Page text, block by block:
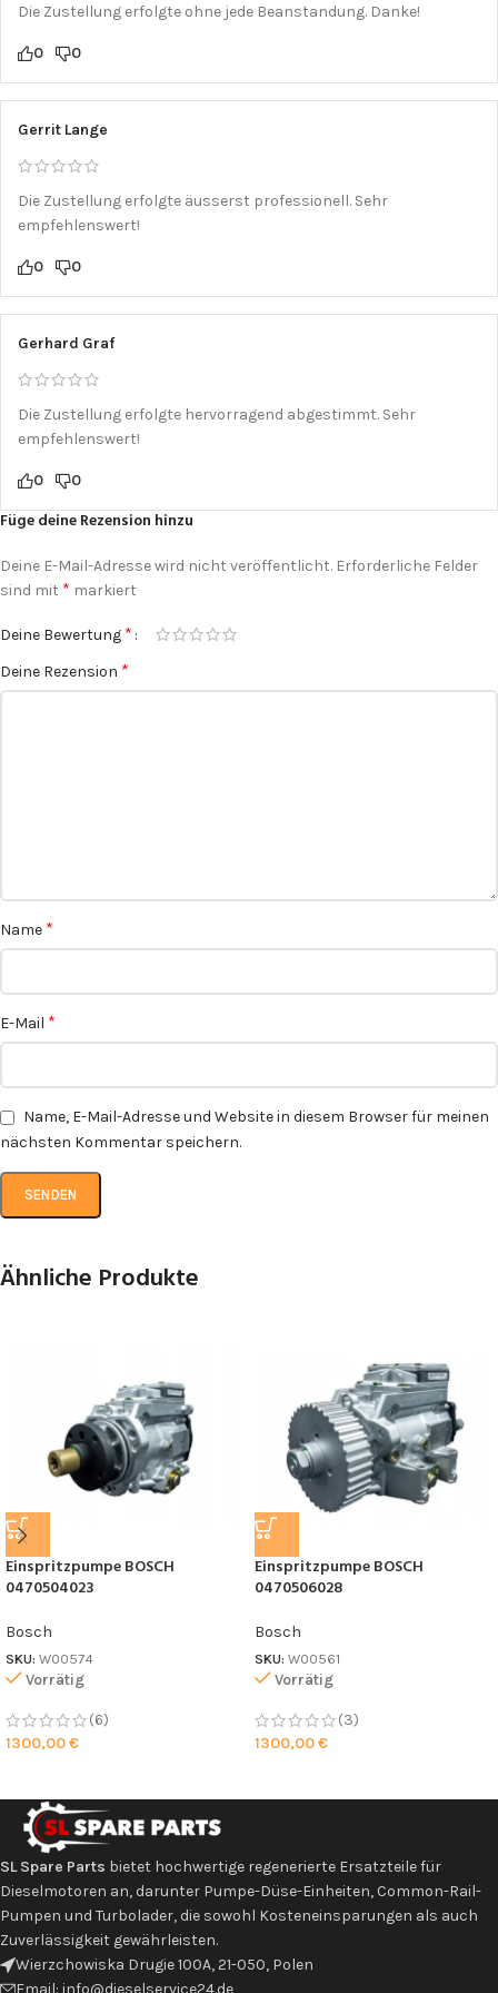
Die Zustellung erfolgte ohne jede Beanstandung. Danke!
0 0
Gerrit Lange
Die Zustellung erfolgte äusserst professionell. Sehr
empfehlenswert!
0 0
Gerhard Graf
Die Zustellung erfolgte hervorragend abgestimmt. Sehr
empfehlenswert!
0 0
Füge deine Rezension hinzu
Deine E-Mail-Adresse wird nicht veröffentlicht. Erforderliche Felder
sind mit * markiert
Deine Bewertung *
Deine Rezension *
Name *
E-Mail *
Name, E-Mail-Adresse und Website in diesem Browser für meinen
nächsten Kommentar speichern.
Ähnliche Produkte
Einspritzpumpe BOSCH
0470504023
Bosch
SKU: W00574
Vorrätig
(6)
1300,00€
Einspritzpumpe BOSCH
0470506028
Bosch
SKU: W00561
Vorrätig
(3)
1300,00€
SL Spare Parts bietet hochwertige regenerierte Ersatzteile für
Dieselmotoren an, darunter Pumpe-Düse-Einheiten, Common-Rail-
Pumpen und Turbolader, die sowohl Kosteneinsparungen als auch
Zuverlässigkeit gewährleisten.
Wierzchowiska Drugie 100A, 21-050, Polen
Email: info@dieselservice24.de